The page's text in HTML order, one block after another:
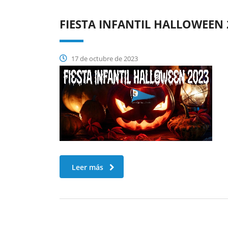
FIESTA INFANTIL
17 de octubre de 2023
Leer más